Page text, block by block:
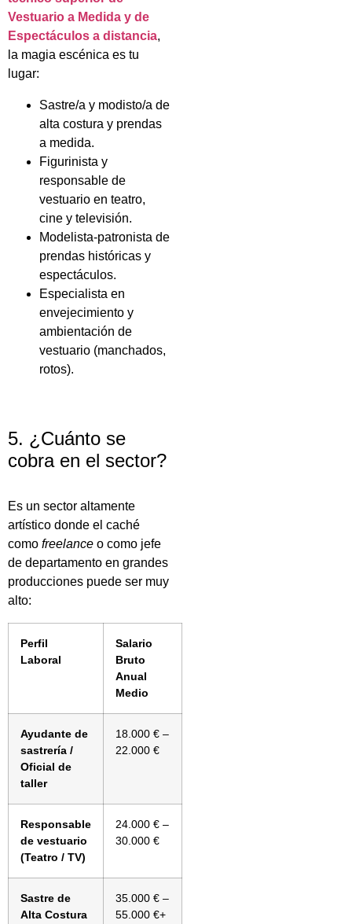
Vestuario a Medida y de
Espectáculos a distancia,
la magia escénica es tu
lugar:
Sastre/a y modisto/a de
alta costura y prendas
a medida.
Figurinista y
responsable de
vestuario en teatro,
cine y televisión.
Modelista-patronista de
prendas históricas y
espectáculos.
Especialista en
envejecimiento y
ambientación de
vestuario (manchados,
rotos).
5. ¿Cuánto se
cobra en el sector?
Es un sector altamente
artístico donde el caché
como freelance o como jefe
de departamento en grandes
producciones puede ser muy
alto:
Perfil
Laboral
Salario
Bruto
Anual
Medio
Ayudante de
sastrería /
Oficial de
taller
18.000 € –
22.000 €
Responsable
de vestuario
(Teatro / TV)
24.000 € –
30.000 €
Sastre de
Alta Costura
35.000 € –
55.000 €+